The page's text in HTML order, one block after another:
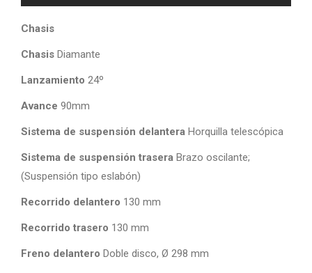
Chasis
Chasis Diamante
Lanzamiento 24º
Avance 90mm
Sistema de suspensión delantera Horquilla telescópica
Sistema de suspensión trasera Brazo oscilante;
(Suspensión tipo eslabón)
Recorrido delantero 130 mm
Recorrido trasero 130 mm
Freno delantero Doble disco, Ø 298 mm